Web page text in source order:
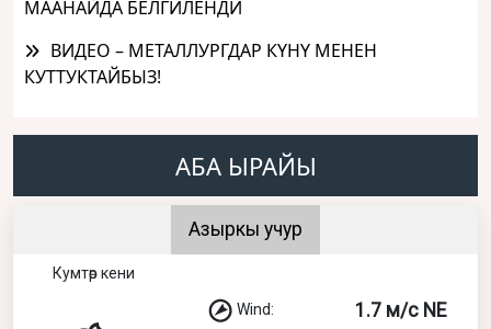
МААНАЙДА БЕЛГИЛЕНДИ
ВИДЕО – МЕТАЛЛУРГДАР КҮНҮ МЕНЕН
КУТТУКТАЙБЫЗ!
АБА ЫРАЙЫ
Азыркы учур
Кумтөр кени
Wind: 1.7 м/с NE